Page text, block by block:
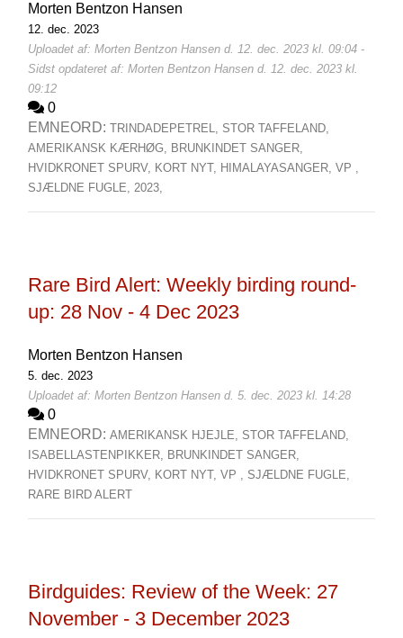
Morten Bentzon Hansen
12. dec. 2023
Uploadet af: Morten Bentzon Hansen d. 12. dec. 2023 kl. 09:04 -
Sidst opdateret af: Morten Bentzon Hansen d. 12. dec. 2023 kl.
09:12
0
EMNEORD: TRINDADEPETREL, STOR TAFFELAND,
AMERIKANSK KÆRHØG, BRUNKINDET SANGER,
HVIDKRONET SPURV, KORT NYT, HIMALAYASANGER, VP ,
SJÆLDNE FUGLE, 2023,
Rare Bird Alert: Weekly birding round-
up: 28 Nov - 4 Dec 2023
Morten Bentzon Hansen
5. dec. 2023
Uploadet af: Morten Bentzon Hansen d. 5. dec. 2023 kl. 14:28
0
EMNEORD: AMERIKANSK HJEJLE, STOR TAFFELAND,
ISABELLASTENPIKKER, BRUNKINDET SANGER,
HVIDKRONET SPURV, KORT NYT, VP , SJÆLDNE FUGLE,
RARE BIRD ALERT
Birdguides: Review of the Week: 27
November - 3 December 2023